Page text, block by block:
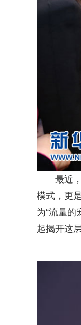
最近
模式，更
为“流量
起揭开这